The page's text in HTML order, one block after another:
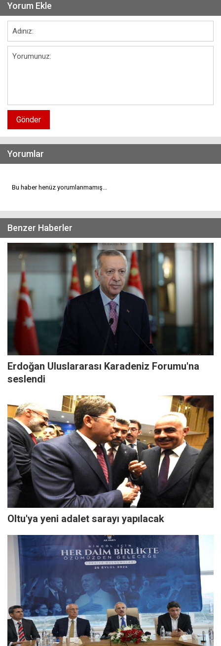
Yorum Ekle
Gönder
Yorumlar
Bu haber henüz yorumlanmamış...
Benzer Haberler
Erdoğan Uluslararası Karadeniz Forumu'na
seslendi
Oltu'ya yeni adalet sarayı yapılacak